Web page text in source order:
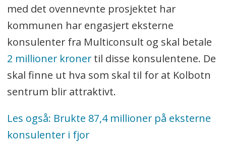
med det ovennevnte prosjektet har
kommunen har engasjert eksterne
konsulenter fra Multiconsult og skal betale
2 millioner kronertil disse konsulentene. De
skal finne ut hva som skal til for at Kolbotn
sentrum blir attraktivt.
Les også: Brukte 87,4 millioner på eksterne
konsulenter i fjor